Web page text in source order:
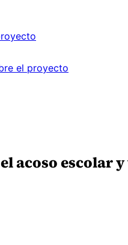
el proyecto
acoso escolar